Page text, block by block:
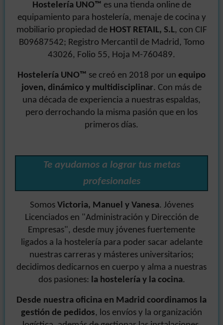
Hostelería UNO™ es una tienda online de
equipamiento para hostelería, menaje de cocina y
mobiliario propiedad de HOST RETAIL, S.L, con CIF
B09687542; Registro Mercantil de Madrid, Tomo
43026, Folio 55, Hoja M-760489.
Hostelería UNO™ se creó en 2018 por un equipo
joven, dinámico y multidisciplinar. Con más de
una década de experiencia a nuestras espaldas,
pero derrochando la misma pasión que en los
primeros días.
Te ayudamos a lograr tus metas
profesionales
Somos Victoria, Manuel y Vanesa. Jóvenes
Licenciados en "Administración y Dirección de
Empresas", desde muy jóvenes fuertemente
ligados a la hostelería para poder sacar adelante
nuestras carreras y másteres universitarios;
decidimos dedicarnos en cuerpo y alma a nuestras
dos pasiones: la hostelería y la cocina.
Desde nuestra oficina en Madrid coordinamos la
gestión de pedidos, los envíos y la organización